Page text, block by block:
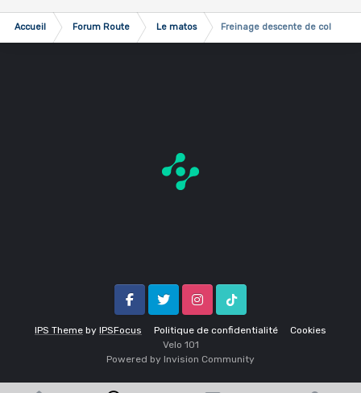
Accueil Forum Route Le matos Freinage descente de col
IPS Theme by IPSFocus Politique de confidentialité Cookies
FacebookTwitter InstagramTik Tok
Velo 1O1
Powered by Invision Community